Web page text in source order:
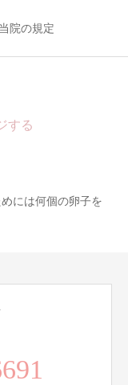
院の規定
する
には何個の卵子を